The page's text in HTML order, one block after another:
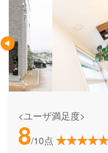
<ユーザ満足度>
8/10点